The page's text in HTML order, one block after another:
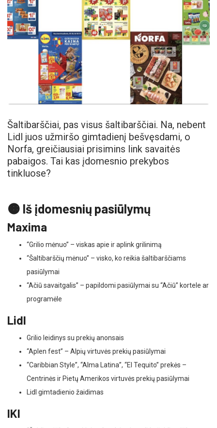
Šaltibarščiai, pas visus šaltibarščiai. Na, nebent
Lidl juos užmiršo gimtadienį bešvęsdami, o
Norfa, greičiausiai prisimins link savaitės
pabaigos. Tai kas įdomesnio prekybos
tinkluose?
🟠 Iš įdomesnių pasiūlymų
Maxima
“Grilio mėnuo” – viskas apie ir aplink grilinimą
“Šaltibarščių mėnuo” – visko, ko reikia šaltibarščiams
pasiūlymai
“Ačiū savaitgalis” – papildomi pasiūlymai su “Ačiū” kortele ar
programėle
Lidl
Grilio leidinys su prekių anonsais
“Aplen fest” – Alpių virtuvės prekių pasiūlymai
“Caribbian Style”, “Alma Latina”, “El Tequito” prekės –
Centrinės ir Pietų Amerikos virtuvės prekių pasiūlymai
Lidl gimtadienio žaidimas
IKI